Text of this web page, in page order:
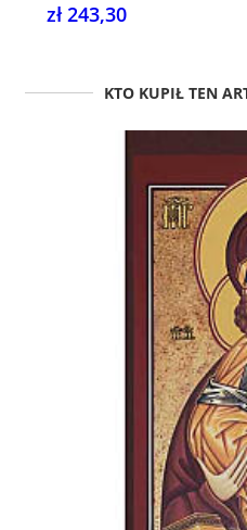
zł 243,30
KTO KUPIŁ TEN